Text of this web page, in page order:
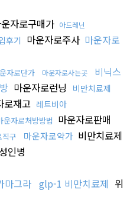
자로구매가 아드레닌
후기 마운자로주사 마운자로
자로단가 마운자로사는곳 비닉스
마운자로런닝 비만치료제
로재고 레트비아
운자로처방방법 마운자로판매
직구 마운자로약가 비만치료제
인병
마그라 glp-1 비만치료제 위